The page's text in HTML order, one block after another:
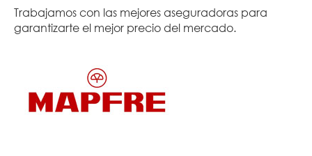
Trabajamos con las mejores aseguradoras para
garantizarte el mejor precio del mercado.